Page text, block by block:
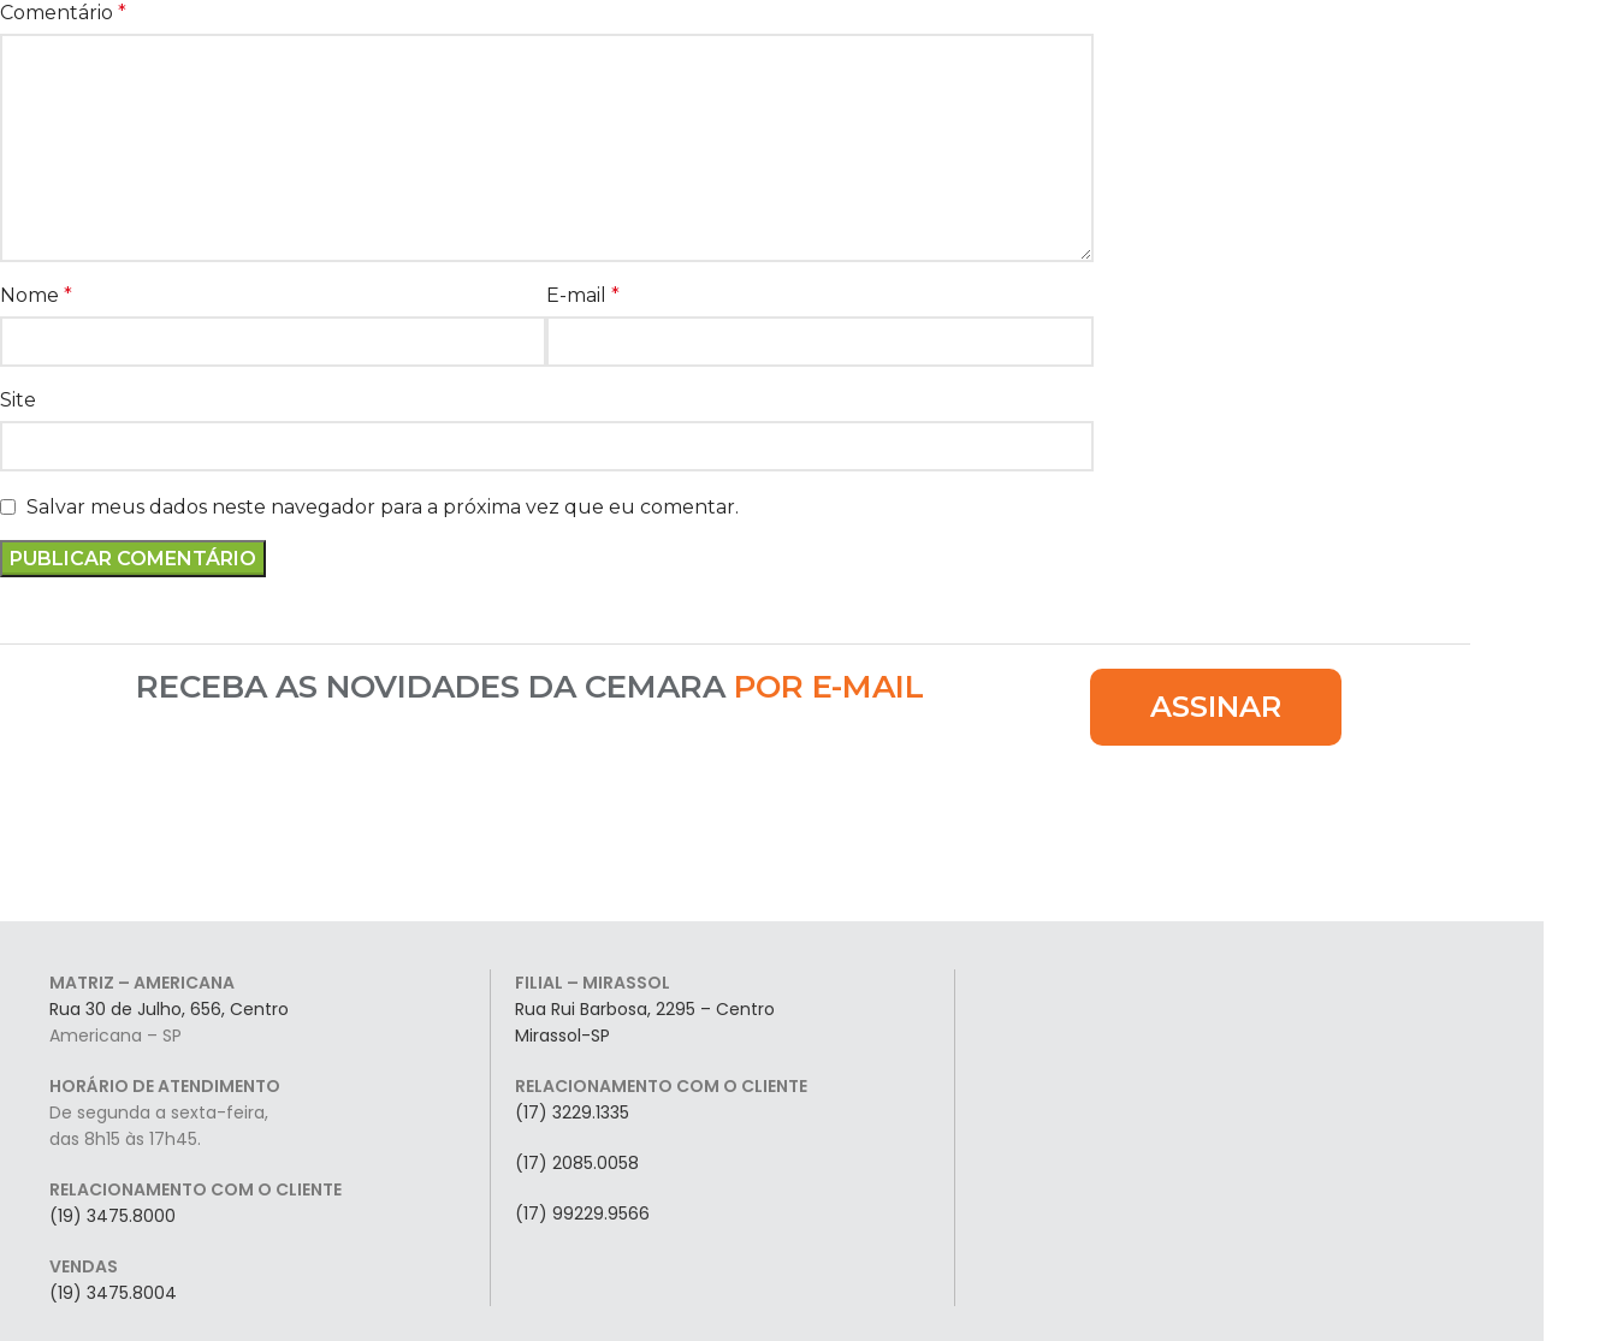
Comentário *
Nome * E-mail*
Site
Salvar meus dados neste navegador para a próxima vez que eu comentar.
RECEBA AS NOVIDADES DA CEMARA POR E-MAIL
ASSINAR
MATRIZ – AMERICANA
Rua 30 de Julho, 656, Centro
Americana – SP
HORÁRIO DE ATENDIMENTO
De segunda a sexta-feira,
das 8h15 às 17h45.
RELACIONAMENTO COM O CLIENTE
(19) 3475.8000
VENDAS
(19) 3475.8004
FILIAL – MIRASSOL
Rua Rui Barbosa, 2295 – Centro
Mirassol-SP
RELACIONAMENTO COM O CLIENTE
(17) 3229.1335
(17) 2085.0058
(17) 99229.9566